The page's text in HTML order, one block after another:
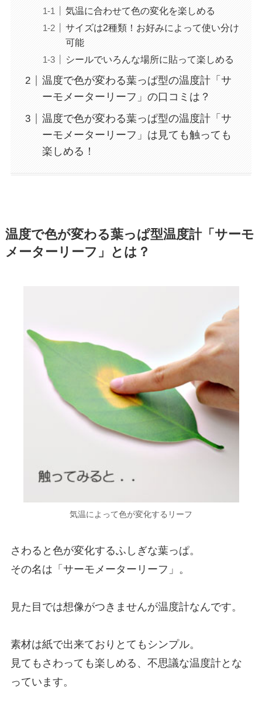
気温に合わせて色の変化を楽しめる
サイズは2種類！お好みによって使い分け
可能
シールでいろんな場所に貼って楽しめる
温度で色が変わる葉っぱ型の温度計「サ
ーモメーターリーフ」の口コミは？
温度で色が変わる葉っぱ型の温度計「サ
ーモメーターリーフ」は見ても触っても
楽しめる！
温度で色が変わる葉っぱ型温度計「サーモ
メーターリーフ」とは？
気温によって色が変化するリーフ
さわると色が変化するふしぎな葉っぱ。
その名は「サーモメーターリーフ」。
見た目では想像がつきませんが温度計なんです。
素材は紙で出来ておりとてもシンプル。
見てもさわっても楽しめる、不思議な温度計とな
っています。